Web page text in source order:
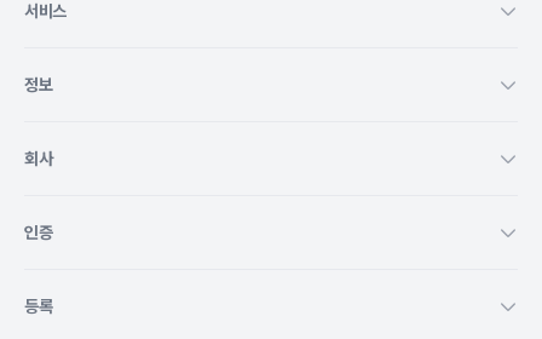
서비스
정보
회사
인증
등록